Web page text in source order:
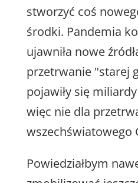
stworzyć coś
środki. Pandemia
ujawniła nowe
przetrwanie "starej
pojawiły się
więc nie dla
wszechświatowego
Powiedziałbym